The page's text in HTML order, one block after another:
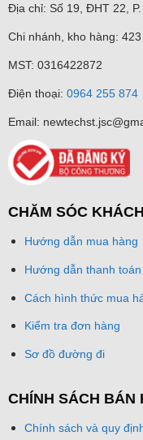
Địa chỉ: Số 19, ĐHT 22,
Chi nhánh, kho hàng:
MST: 0316422872
Điện thoại: 0964 255 874
Email:
CHĂM SÓC
Hướng dẫn mua hàng
Hướng dẫn thanh toán
Cách hình thức mua
Kiểm tra đơn hàng
Sơ đồ đường đi
CHÍNH SÁCH BÁN
Chính sách và quy